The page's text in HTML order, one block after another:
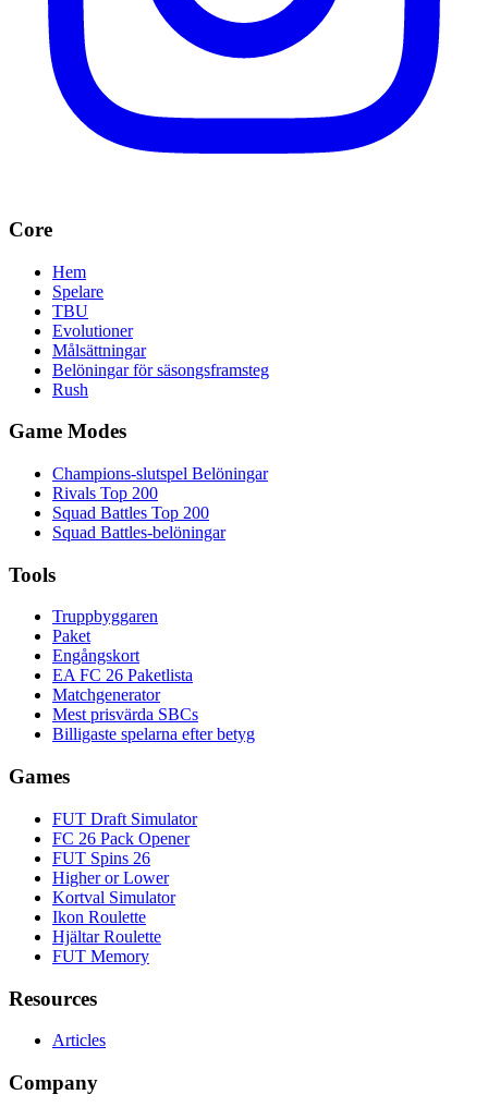
Core
Hem
Spelare
TBU
Evolutioner
Målsättningar
Belöningar för säsongsframsteg
Rush
Game Modes
Champions-slutspel Belöningar
Rivals Top 200
Squad Battles Top 200
Squad Battles-belöningar
Tools
Truppbyggaren
Paket
Engångskort
EA FC 26 Paketlista
Matchgenerator
Mest prisvärda SBCs
Billigaste spelarna efter betyg
Games
FUT Draft Simulator
FC 26 Pack Opener
FUT Spins 26
Higher or Lower
Kortval Simulator
Ikon Roulette
Hjältar Roulette
FUT Memory
Resources
Articles
Company